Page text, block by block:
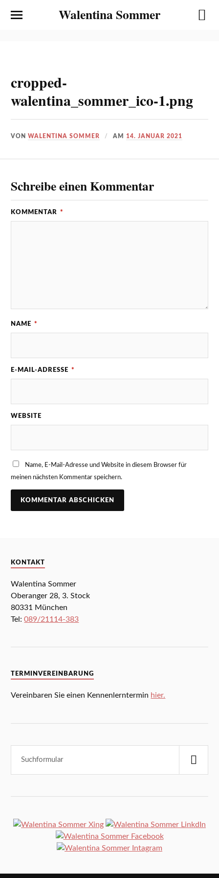
Walentina Sommer
cropped-
walentina_sommer_ico-1.png
VONWALENTINA SOMMER AM14. JANUAR 2021
Schreibe einen Kommentar
KOMMENTAR *
NAME *
E-MAIL-ADRESSE *
WEBSITE
Name, E-Mail-Adresse und Website in diesem Browser für
meinen nächsten Kommentar speichern.
KONTAKT
Walentina Sommer
Oberanger 28, 3. Stock
80331 München
Tel:089/21114-383
TERMINVEREINBARUNG
Vereinbaren Sie einen Kennenlerntermin hier.